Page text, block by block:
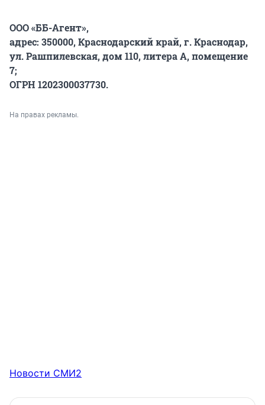
ООО «ББ-Агент»,
адрес: 350000, Краснодарский край, г. Краснодар,
ул. Рашпилевская, дом 110, литера А, помещение
7;
ОГРН 1202300037730.
На правах рекламы.
Новости СМИ2